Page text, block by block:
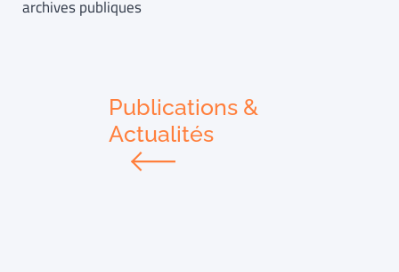
archives publiques
Publications &
Actualités